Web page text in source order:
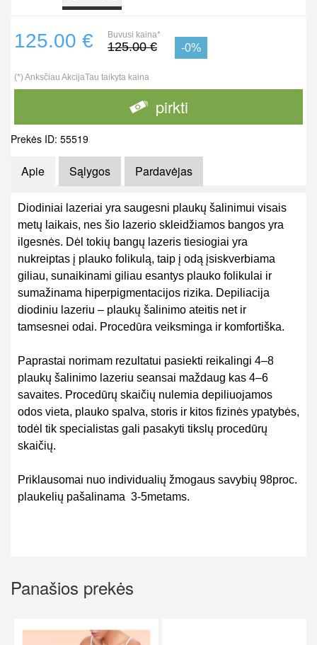
125.00 € Buvusi kaina*
125.00 € -0%
(*) Anksčiau AkcijaTau taikyta kaina
pirkti
Prekės ID: 55519
Apie Sąlygos Pardavėjas
Diodiniai lazeriai yra saugesni plaukų šalinimui visais
metų laikais, nes šio lazerio skleidžiamos bangos yra
ilgesnės. Dėl tokių bangų lazeris tiesiogiai yra
nukreiptas į plauko folikulą, taip į odą įsiskverbiama
giliau, sunaikinami giliau esantys plauko folikulai ir
sumažinama hiperpigmentacijos rizika. Depiliacija
diodiniu lazeriu – plaukų šalinimo ateitis net ir
tamsesnei odai. Procedūra veiksminga ir komfortiška.
Paprastai norimam rezultatui pasiekti reikalingi 4–8
plaukų šalinimo lazeriu seansai maždaug kas 4–6
savaites. Procedūrų skaičių nulemia depiliuojamos
odos vieta, plauko spalva, storis ir kitos fizinės ypatybės,
todėl tik specialistas gali pasakyti tikslų procedūrų
skaičių.
Priklausomai nuo individualių žmogaus savybių 98proc.
plaukelių pašalinama 3-5metams.
Panašios prekės